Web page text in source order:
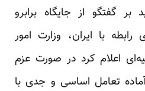
گفتگو از جایگاه برابرو
رابطه با ایران،‌ وزارت امور
اعلام کرد در صورت عزم
تعامل اساسی و جدی با